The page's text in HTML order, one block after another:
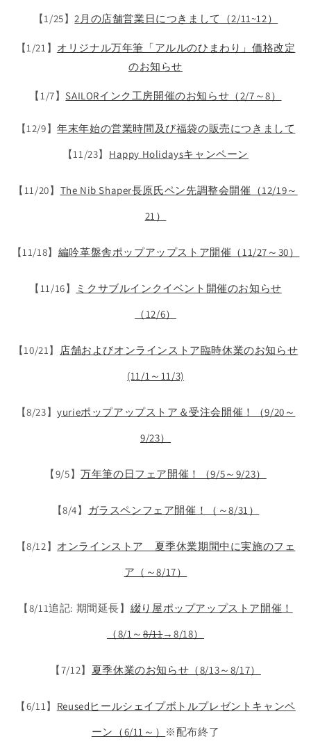
【1/25】2月の店舗営業日につきまして（2/11~12）
【1/21】 オリジナル万年筆「アルルのひまわり」価格改定
のお知らせ
【1/7】SAILORインク工房開催のお知らせ（2/7～8）
【12/9】年末年始の営業時間及び福袋の販売につきまして
【11/23】 Happy Holidaysキャンペーン
【11/20】 The Nib Shaper長原氏ペン先調整会開催（12/19～
21）
【11/18】 編吟革盤舎ポップアップストア開催（11/27～30）
【11/16】
ミクサブルインクイベント開催のお知らせ
（12/6）
【10/21】 店舗およびオンラインストア臨時休業のお知らせ
(11/1～11/3)
【8/23】yurieポップアップストア＆受注会開催！（9/20～
9/23）
【9/5】万年筆の日フェア開催！（9/5～9/23）
【8/4】 ガラスペンフェア開催！（～8/31）
【8/12】 オンラインストア 夏季休業期間中に実施のフェ
ア（～8/17）
【8/11追記: 期間延長】 綴り屋ポップアップストア開催！
（8/1～ 8/11→8/18）
【7/12】 夏季休業のお知らせ（8/13～8/17）
【6/11】 Reusedヒールシェイプボトルプレゼントキャンペ
ーン（6/11～） ※配布終了